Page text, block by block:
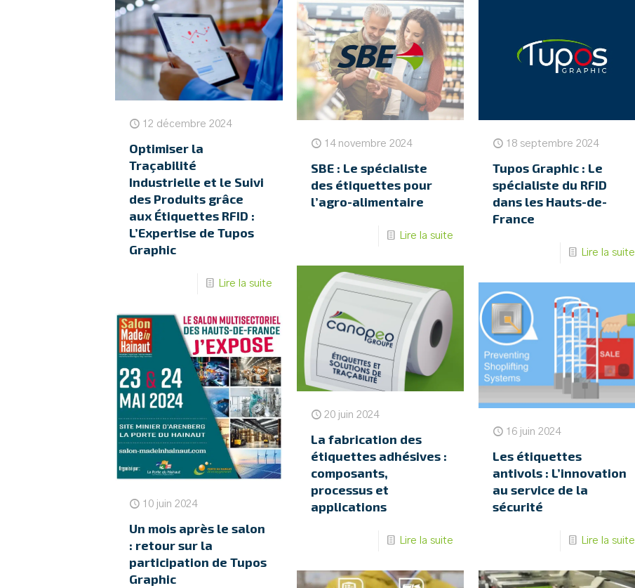
12 décembre 2024
Optimiser la
Traçabilité
Industrielle et le Suivi
des Produits grâce
aux Étiquettes RFID :
L’Expertise de Tupos
Graphic
Lire la suite
14 novembre 2024
SBE : Le spécialiste
des étiquettes pour
l’agro-alimentaire
Lire la suite
18 septembre 2024
Tupos Graphic : Le
spécialiste du RFID
dans les Hauts-de-
France
Lire la suite
20 juin 2024
La fabrication des
étiquettes adhésives :
composants,
processus et
applications
Lire la suite
16 juin 2024
Les étiquettes
antivols : L’innovation
au service de la
sécurité
Lire la suite
10 juin 2024
Un mois après le salon
: retour sur la
participation de Tupos
Graphic